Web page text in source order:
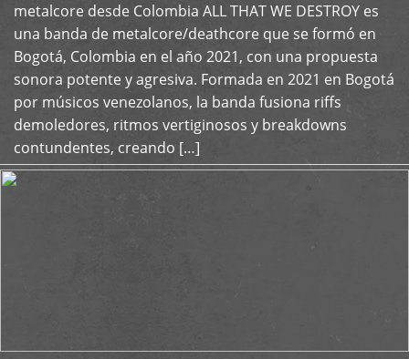
metalcore desde Colombia ALL THAT WE DESTROY es
una banda de metalcore/deathcore que se formó en
Bogotá, Colombia en el año 2021, con una propuesta
sonora potente y agresiva. Formada en 2021 en Bogotá
por músicos venezolanos, la banda fusiona riffs
demoledores, ritmos vertiginosos y breakdowns
contundentes, creando […]
+